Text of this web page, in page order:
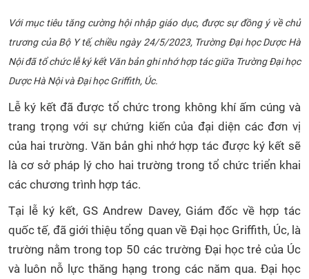
ĐÀO TẠO
ĐẢM BẢO CHẤT LƯỢNG
KHOA HỌC CÔNG NGHỆ
HTQT
CỰU NGƯỜI HỌC
Với mục tiêu tăng cường hội nhập giáo dục, được sự đồng ý về chủ
trương của Bộ Y tế, chiều ngày 24/5/2023, Trường Đại học Dược Hà
Nội đã tổ chức lễ ký kết Văn bản ghi nhớ hợp tác giữa Trường Đại học
Dược Hà Nội và Đại học Griffith, Úc.
Lễ ký kết đã được tổ chức trong không khí ấm cúng và
trang trọng với sự chứng kiến của đại diện các đơn vị
của hai trường. Văn bản ghi nhớ hợp tác được ký kết sẽ
là cơ sở pháp lý cho hai trường trong tổ chức triển khai
các chương trình hợp tác.
Tại lễ ký kết, GS Andrew Davey, Giám đốc về hợp tác
quốc tế, đã giới thiệu tổng quan về Đại học Griffith, Úc, là
trường nằm trong top 50 các trường Đại học trẻ của Úc
và luôn nỗ lực thăng hạng trong các năm qua. Đại học